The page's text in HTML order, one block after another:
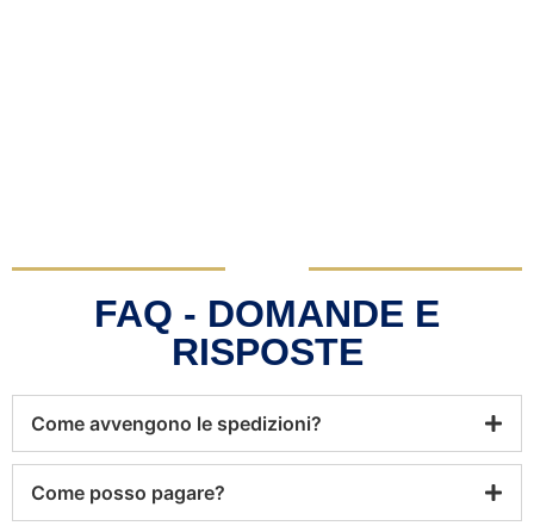
FAQ - DOMANDE E
RISPOSTE
Come avvengono le spedizioni?
Come posso pagare?